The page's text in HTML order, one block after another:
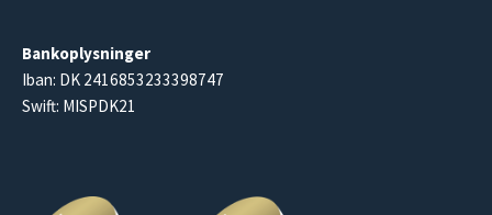
Bankoplysninger
Iban: DK 2416853233398747
Swift: MISPDK21